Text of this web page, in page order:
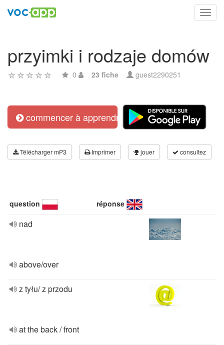
przyimki i rodzaje domów
0 23 fiche guest2290251
commencer à apprendre
Télécharger mP3 Imprimer jouer consultez
question réponse
nad
above/over
z tyłu/ z przodu
at the back / front